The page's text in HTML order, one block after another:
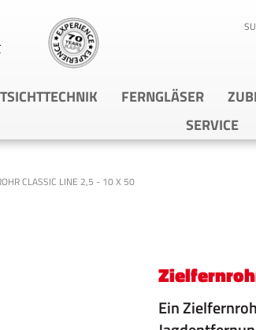
FERNGLÄSER
SERVICE
CLASSIC LINE 2,5 - 10 X 50
Ein